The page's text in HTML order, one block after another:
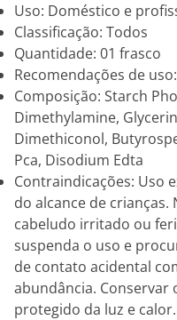
Uso: Doméstico e
Classificação: Todos
Quantidade: 01 frasco
Recomendações de
Composição: Starch
Dimethylamine,
Dimethiconol,
Pca, Disodium Edta
Contraindicações: Uso
do alcance de
cabeludo irritado ou
suspenda o uso e
de contato acidental
abundância.
protegido da luz e calor.